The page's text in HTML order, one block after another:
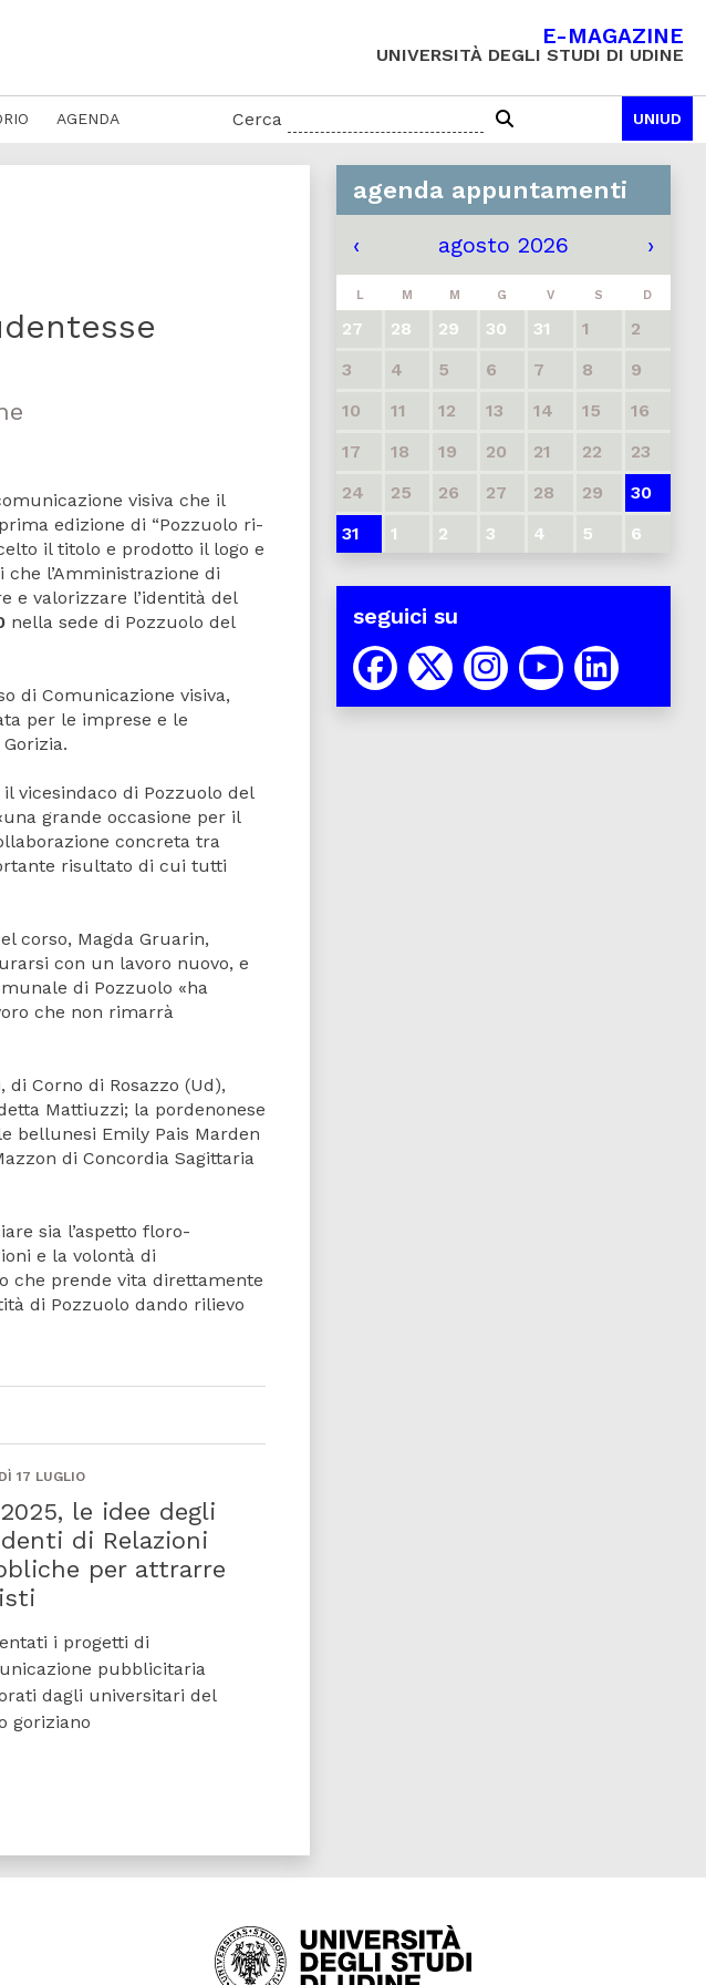
E-MAGAZINE
UNIVERSITÀ DEGLI STUDI DI UDINE
AGENDA Cerca UNIUD
visiva che il
edizione di “Pozzuolo ri-
il titolo e prodotto il logo e
l’Amministrazione di
e valorizzare l’identità del
nella sede di Pozzuolo del
di Comunicazione visiva,
per le imprese e le
vicesindaco di Pozzuolo del
grande occasione per il
concreta tra
risultato di cui tutti
corso, Magda Gruarin,
con un lavoro nuovo, e
di Pozzuolo «ha
che non rimarrà
Corno di Rosazzo (Ud),
Mattiuzzi; la pordenonese
bellunesi Emily Pais Marden
di Concordia Sagittaria
sia l’aspetto floro-
e la volontà di
che prende vita direttamente
di Pozzuolo dando rilievo
17 LUGLIO
le idee degli
di Relazioni
per attrarre
i progetti di
pubblicitaria
dagli universitari del
goriziano
agenda appuntamenti
‹ agosto 2026 ›
L M M G V S D
27 28 29 30 31 1
2
3
4 5 6 7 8
9
10
11 12 13 14 15
16
17
18 19 20 21 22
23
24
25 26 27 28 29
30
31
1 2 3 4 5 6
seguici su